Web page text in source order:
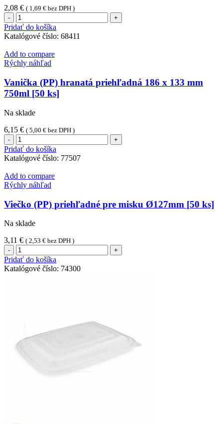
2,08 € ( 1,69 € bez DPH )
množstvo
Taška
(HDPE)
biela
30+18
x
55
cm
`10kg`
[100
Pridať do košíka
Katalógové číslo: 68411
Add to compare
Rýchly náhľad
Vanička (PP) hranatá priehľadná 186 x 133 mm
750ml [50 ks]
Na sklade
6,15 € ( 5,00 € bez DPH )
množstvo
Vanička
(PP)
hranatá
priehľadná
186
133
mm
750ml
[50
ks]
Pridať do košíka
Katalógové číslo: 77507
Add to compare
Rýchly náhľad
Viečko (PP) priehľadné pre misku Ø127mm [50 ks]
Na sklade
3,11 € ( 2,53 € bez DPH )
množstvo
Viečko
(PP)
priehľadné
Pridať do košíka
Katalógové číslo: 74300